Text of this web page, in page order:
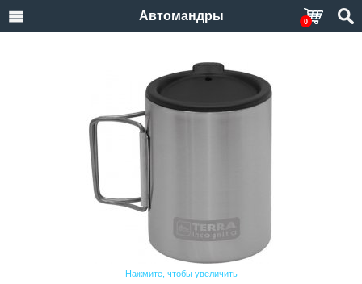
Автомандры 0
Нажмите, чтобы увеличить